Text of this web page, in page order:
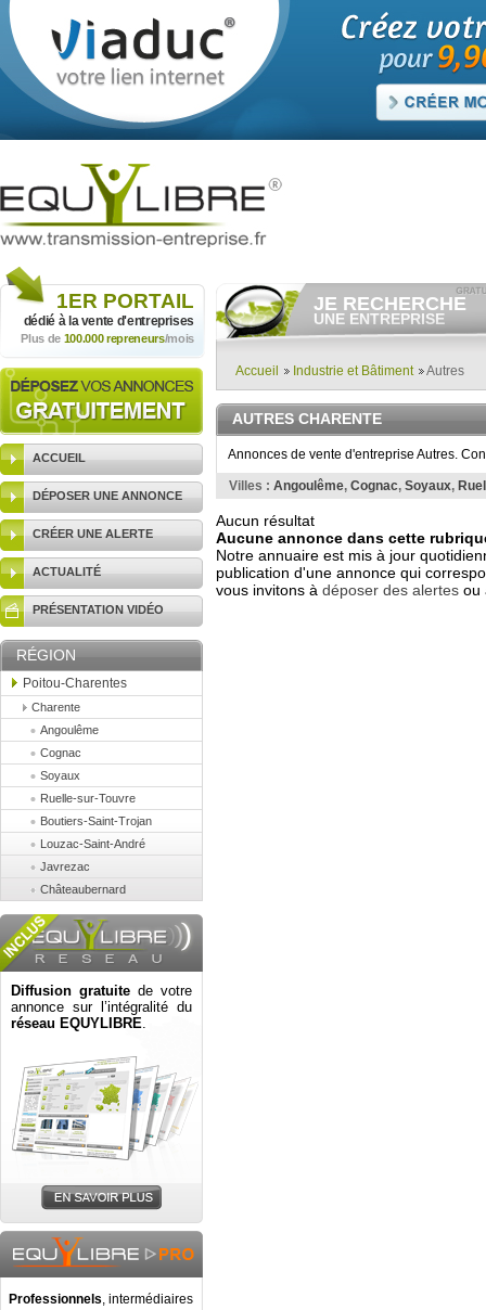
1ER PORTAIL
dédié à la vente d'entreprises
Plus de 100.000 repreneurs/mois
ACCUEIL
DÉPOSER UNE ANNONCE
CRÉER UNE ALERTE
ACTUALITÉ
PRÉSENTATION VIDÉO
RÉGION
Poitou-Charentes
Charente
Angoulême
Cognac
Soyaux
Ruelle-sur-Touvre
Boutiers-Saint-Trojan
Louzac-Saint-André
Javrezac
Châteaubernard
Diffusion gratuite de votre
annonce sur l’intégralité du
réseau EQUYLIBRE.
Professionnels, intermédiaires
JE RECHERCHE
UNE ENTREPRISE
Consulter gratuitementles
vendre.
Et/ou déposergratuitement
votre recherche d'entreprise.
RECHERCHER UNE
ANNONCE
Accueil Industrie et Bâtiment Autres
AUTRES CHARENTE
Annonces de vente d'entreprise Autres.
Villes : Angoulême, Cognac, Soyaux,
Aucun résultat
Aucune annonce dans cette
Notre annuaire est mis à jour
publication d'une annonce qui
vous invitons à déposer des alertes ou